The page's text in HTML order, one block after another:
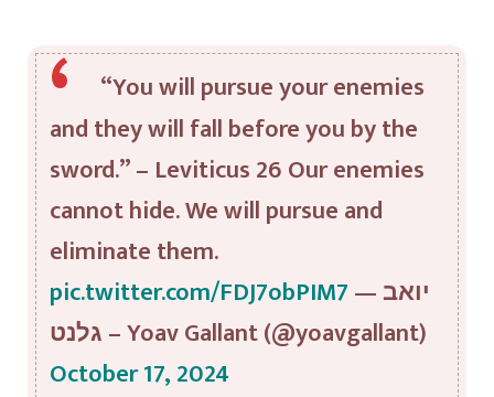
“You will pursue your enemies
and they will fall before you by the
sword.” – Leviticus 26Our enemies
cannot hide. We will pursue and
eliminate them.
pic.twitter.com/FDJ7obPIM7— יואב
גלנט – Yoav Gallant (@yoavgallant)
October 17, 2024